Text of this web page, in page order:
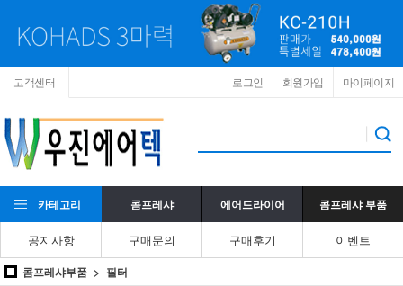
고객센터 마이페이지
회원가입
로그인
카테고리 콤프레샤 에어드라이어 콤프레샤 부품
공지사항 구매문의 구매후기 이벤트
콤프레샤부품 필터